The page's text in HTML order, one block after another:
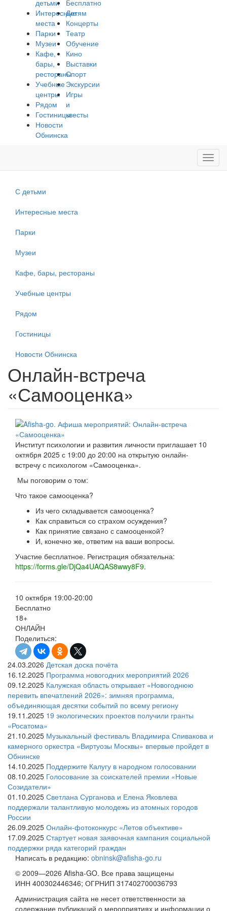
детьми
Интересные
места
Парки
Музеи
Кафе,
бары,
рестораны
Учебные
центры
Рядом
Гостиницы
Новости
Обнинска
Бесплатно
Детям
Концерты
Театр
Обучение
Кино
Выставки
Спорт
Экскурсии
Игры
и
квесты
С детьми
Интересные места
Парки
Музеи
Кафе, бары, рестораны
Учебные центры
Рядом
Гостиницы
Новости Обнинска
Онлайн-встреча
«Самооценка»
Институт психологии и развития личности приглашает 10
октября 2025 с 19:00 до 20:00 на открытую онлайн-
встречу с психологом «Самооценка».
Мы поговорим о том:
Что такое самооценка?
Из чего складывается самооценка?
Как справиться со страхом осуждения?
Как принятие связано с самооценкой?
И, конечно же, ответим на ваши вопросы.
Участие бесплатное. Регистрация обязательна:
https://forms.gle/DjQa4UAQAS8wwy8F9.
10 октября 19:00-20:00
Бесплатно
18+
ОНЛАЙН
Поделиться:
24.03.2026 Детская доска почёта
16.12.2025 Программа новогодних мероприятий 2026
09.12.2025 Калужская область открывает «Новогоднюю
перевить впечатлений 2026»: зимняя программа,
объединяющая десятки событий по всему региону
19.11.2025 19 экологических проектов получили гранты
«Росатома»
21.10.2025 Музыкальный фестиваль Владимира Спивакова и
камерного оркестра «Виртуозы Москвы» впервые пройдет в
Обнинске
14.10.2025 Поддержите Калугу в народном голосовании
08.10.2025 Голосование за соискателей премии «Новые
Созидатели»
01.10.2025 Светлана Сурганова и Елена Яковлева
поддержали талантливую молодежь из атомных городов
России
26.09.2025 Онлайн-фотоконкурс «Летов объективе»
17.09.2025 Стартует новая заявочная кампания социальной
поддержки ряда категорий граждан
Написать в редакцию: obninsk@afisha-go.ru
© 2009—2026 Afisha-GO. Все права защищены
ИНН 400302446346; ОГРНИП 317402700036793
Администрация сайта не несет ответственности за
содержание публикаций о мероприятиях и информации о